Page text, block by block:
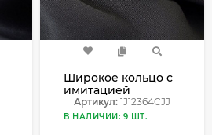
Широкое кольцо с
имитацией
плотного канатного
плетения
Артикул: 1J12364CJJ
В НАЛИЧИИ: 9 ШТ.